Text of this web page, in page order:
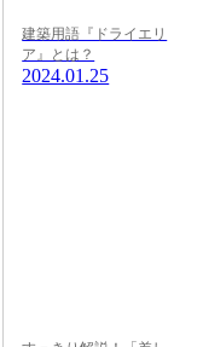
建築用語『ドライエリ
ア』とは？
2024.01.25